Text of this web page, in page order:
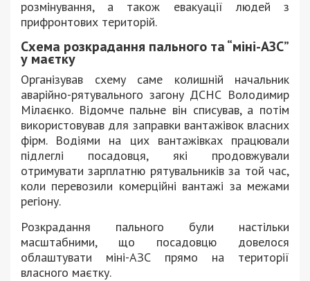
розмінування, а також евакуації людей з
прифронтових територій.
Схема розкрадання пального та “міні-АЗС”
у маєтку
Організував схему саме колишній начальник
аварійно-рятувального загону ДСНС Володимир
Мілаєнко. Відомче пальне він списував, а потім
використовував для заправки вантажівок власних
фірм. Водіями на цих вантажівках працювали
підлеглі посадовця, які продовжували
отримувати зарплатню рятувальників за той час,
коли перевозили комерційні вантажі за межами
регіону.
Розкрадання пального були настільки
масштабними, що посадовцю довелося
облаштувати міні-АЗС прямо на території
власного маєтку.